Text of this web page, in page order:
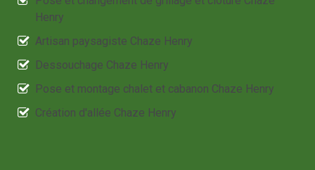
Henry
Artisan paysagiste Chaze Henry
Dessouchage Chaze Henry
Pose et montage chalet et cabanon Chaze Henry
Création d'allée Chaze Henry